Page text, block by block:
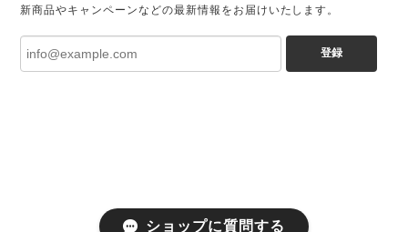
新商品やキャンペーンなどの最新情報をお届けいたします。
登録
ショップに質問する